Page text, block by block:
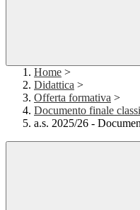
Home >
Didattica >
Offerta formativa >
Documento finale
a.s. 2025/26 -